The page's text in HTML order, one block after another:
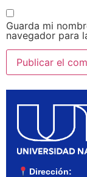
Guarda mi
navegador para
Dirección: